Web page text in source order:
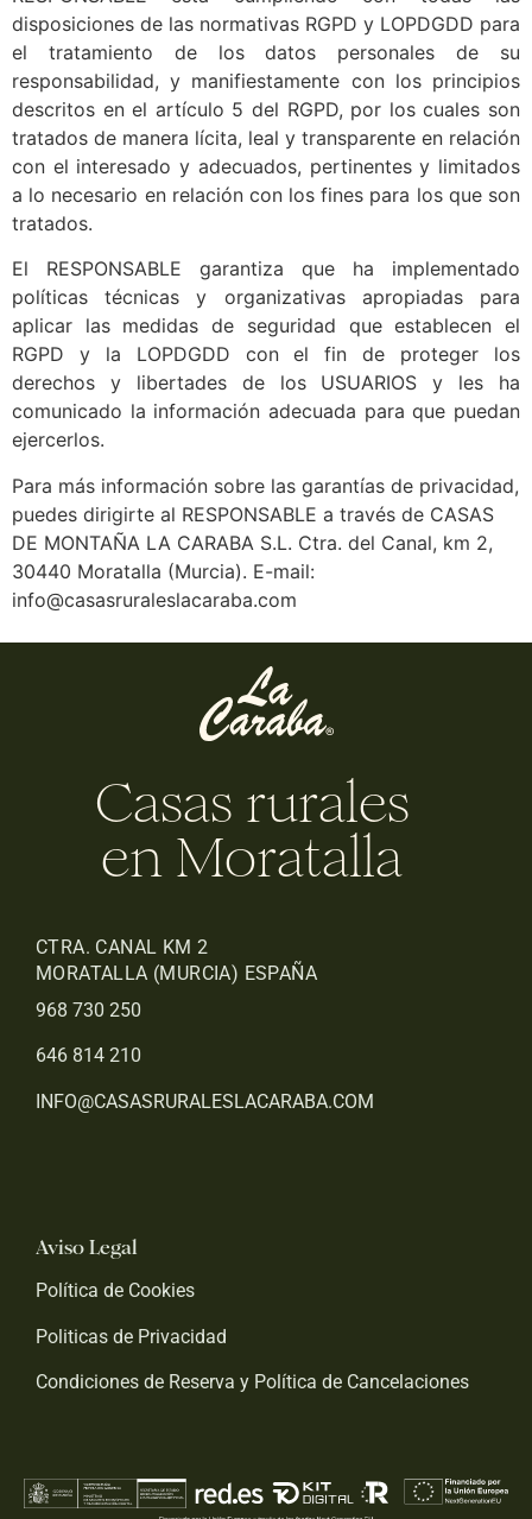
disposiciones de las normativas RGPD y LOPDGDD para
el tratamiento de los datos personales de su
responsabilidad, y manifiestamente con los principios
descritos en el artículo 5 del RGPD, por los cuales son
tratados de manera lícita, leal y transparente en relación
con el interesado y adecuados, pertinentes y limitados
a lo necesario en relación con los fines para los que son
tratados.
El RESPONSABLE garantiza que ha implementado
políticas técnicas y organizativas apropiadas para
aplicar las medidas de seguridad que establecen el
RGPD y la LOPDGDD con el fin de proteger los
derechos y libertades de los USUARIOS y les ha
comunicado la información adecuada para que puedan
ejercerlos.
Para más información sobre las garantías de privacidad,
puedes dirigirte al RESPONSABLE a través de CASAS
DE MONTAÑA LA CARABA S.L. Ctra. del Canal, km 2,
30440 Moratalla (Murcia). E-mail:
info@casasruraleslacaraba.com
Casas rurales
en Moratalla
CTRA. CANAL KM 2
MORATALLA (MURCIA) ESPAÑA
968 730 250
646 814 210
INFO@CASASRURALESLACARABA.COM
Aviso Legal
Política de Cookies
Politicas de Privacidad
Condiciones de Reserva y Política de Cancelaciones